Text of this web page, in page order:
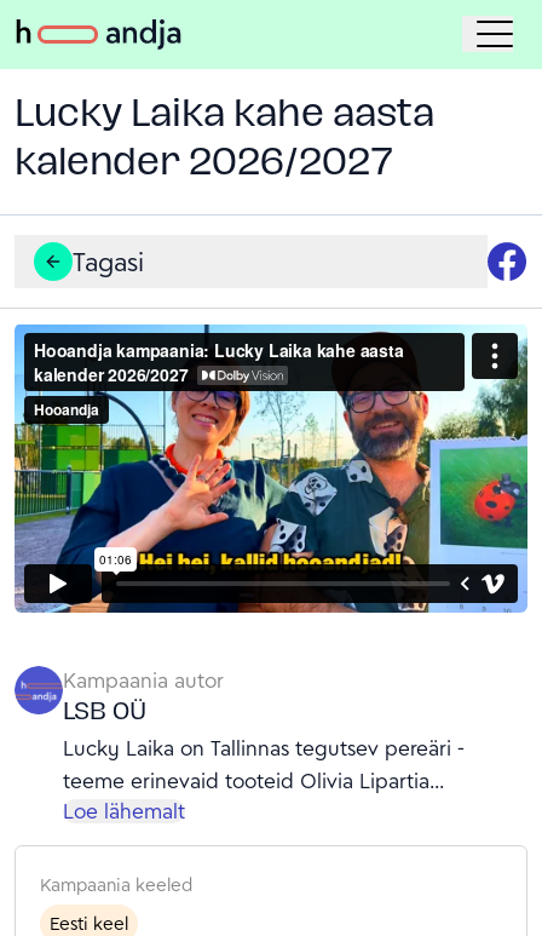
Lucky Laika kahe aasta
kalender 2026/2027
Tagasi
Kampaania autor
LSB OÜ
Lucky Laika on Tallinnas tegutsev pereäri -
teeme erinevaid tooteid Olivia Lipartia
illustratsioonidega juba viimased 14 aastat. Meie
kahe aasta kalender on populaarne toode, mille
kümme aastat tagasi välja mõtlesime ning millel
on hulganisti fänne.
Loe lähemalt
Kampaania keeled
Eesti keel